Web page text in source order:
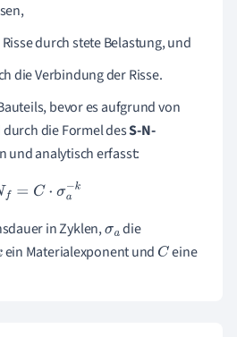
durch stete Belastung, und
die Verbindung der Risse.
bevor es aufgrund von
die Formel desS-N-
und analytisch erfasst:
N f=C⋅σa −k
in Zyklen,σadie
ein Materialexponent und C eine